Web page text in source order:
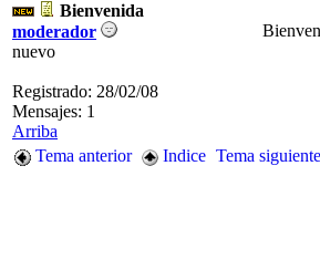
Bienvenida
moderador
nuevo
Registrado: 28/02/08
Mensajes: 1
Arriba
Tema anterior
Indice Tema siguiente